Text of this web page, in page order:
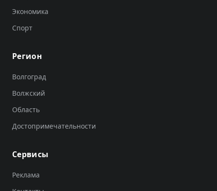
Экономика
Спорт
Регион
Волгоград
Волжский
Область
Достопримечательности
Сервисы
Реклама